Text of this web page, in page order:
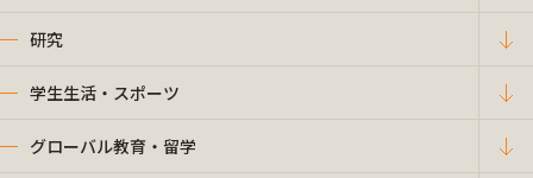
研究
学生生活・スポーツ
グローバル教育・留学